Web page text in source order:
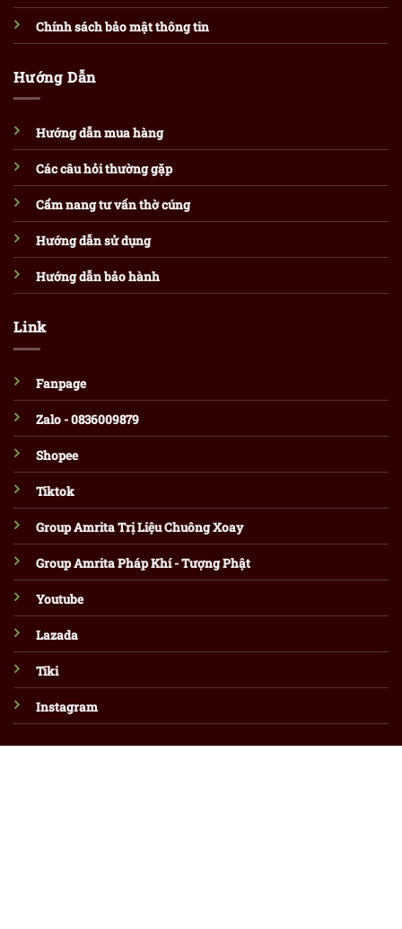
Chính sách bảo mật thông tin
Hướng Dẫn
Hướng dẫn mua hàng
Các câu hỏi thường gặp
Cẩm nang tư vấn thờ cúng
Hướng dẫn sử dụng
Hướng dẫn bảo hành
Link
Fanpage
Zalo - 0836009879
Shopee
Tiktok
Group Amrita Trị Liệu Chuông Xoay
Group Amrita Pháp Khí - Tượng Phật
Youtube
Lazada
Tiki
Instagram